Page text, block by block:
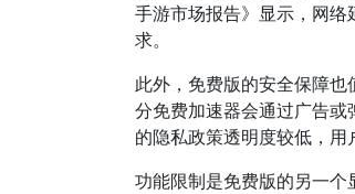
手游市场报告》显示，网
求。
此外，免费版的安全保障
分免费加速器会通过广告
的隐私政策透明度较低，用
功能限制是免费版的另一